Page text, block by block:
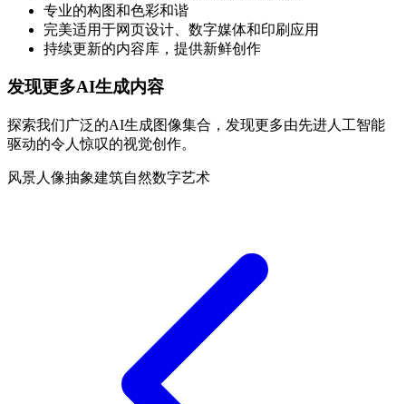
专业的构图和色彩和谐
完美适用于网页设计、数字媒体和印刷应用
持续更新的内容库，提供新鲜创作
发现更多AI生成内容
探索我们广泛的AI生成图像集合，发现更多由先进人工智能
驱动的令人惊叹的视觉创作。
风景人像抽象建筑自然数字艺术